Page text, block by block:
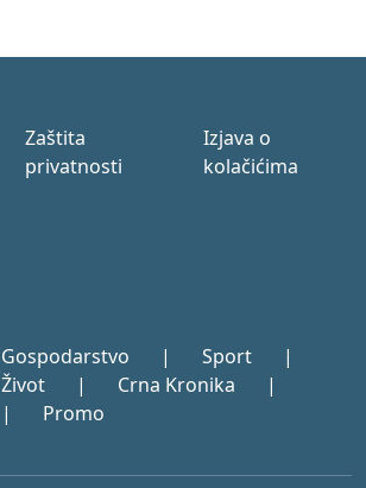
Zaštita
privatnosti
Izjava o
kolačićima
Gospodarstvo | Sport
|
Život | Crna Kronika
|
| Promo